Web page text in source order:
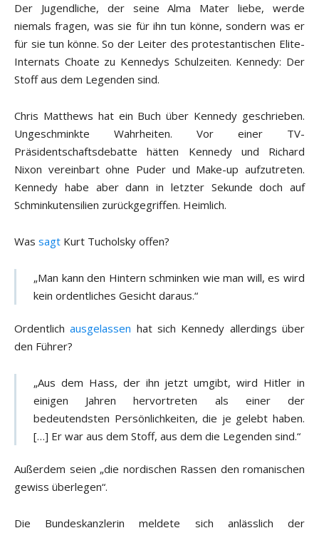
Der Jugendliche, der seine Alma Mater liebe, werde
niemals fragen, was sie für ihn tun könne, sondern was er
für sie tun könne. So der Leiter des protestantischen Elite-
Internats Choate zu Kennedys Schulzeiten. Kennedy: Der
Stoff aus dem Legenden sind.
Chris Matthews hat ein Buch über Kennedy geschrieben.
Ungeschminkte Wahrheiten. Vor einer TV-
Präsidentschaftsdebatte hätten Kennedy und Richard
Nixon vereinbart ohne Puder und Make-up aufzutreten.
Kennedy habe aber dann in letzter Sekunde doch auf
Schminkutensilien zurückgegriffen. Heimlich.
Was sagt Kurt Tucholsky offen?
„Man kann den Hintern schminken wie man will, es wird
kein ordentliches Gesicht daraus.“
Ordentlichausgelassen hat sich Kennedy allerdings über
den Führer?
„Aus dem Hass, der ihn jetzt umgibt, wird Hitler in
einigen Jahren hervortreten als einer der
bedeutendsten Persönlichkeiten, die je gelebt haben.
[…] Er war aus dem Stoff, aus dem die Legenden sind.“
Außerdem seien „die nordischen Rassen den romanischen
gewiss überlegen“.
Die Bundeskanzlerin meldete sich anlässlich der